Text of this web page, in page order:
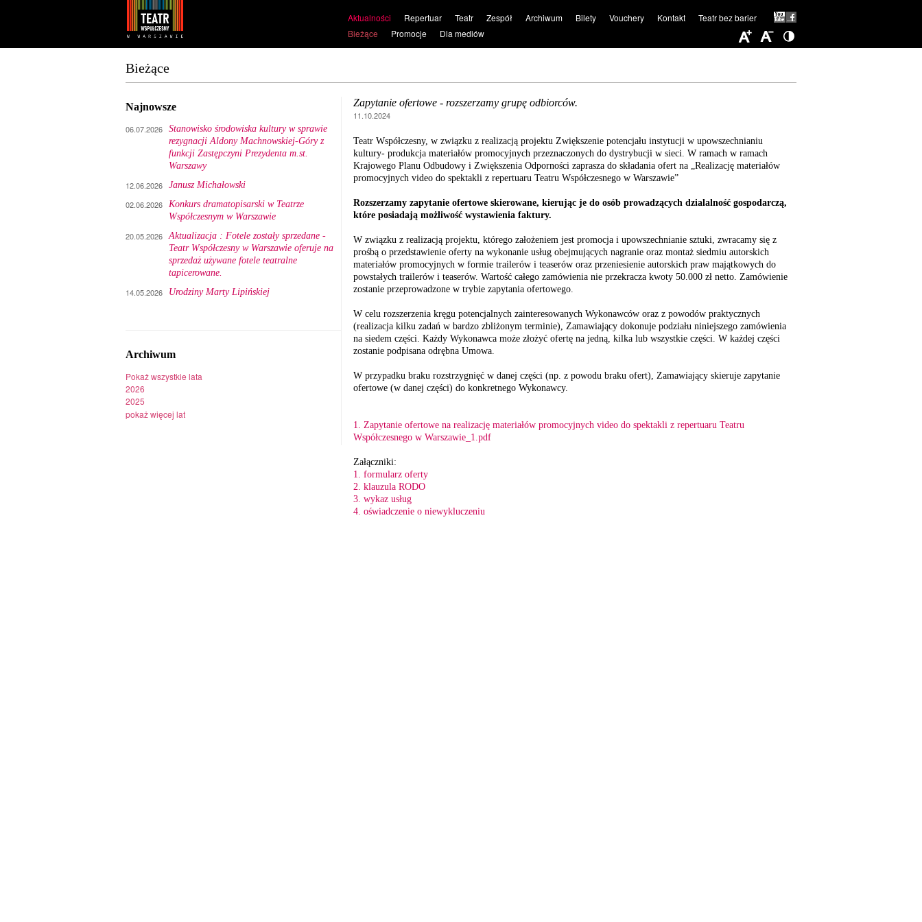
Aktualności
Bieżące
Promocje Dla mediów
Repertuar Teatr Zespół Archiwum Bilety Vouchery Kontakt Teatr bez barier
Bieżące
Najnowsze
06.07.2026 Stanowisko środowiska kultury w sprawie
rezygnacji Aldony Machnowskiej-Góry z
funkcji Zastępczyni Prezydenta m.st.
Warszawy
12.06.2026 Janusz Michałowski
02.06.2026 Konkurs dramatopisarski w Teatrze
Współczesnym w Warszawie
20.05.2026 Aktualizacja : Fotele zostały sprzedane -
Teatr Współczesny w Warszawie oferuje na
sprzedaż używane fotele teatralne
tapicerowane.
14.05.2026 Urodziny Marty Lipińskiej
Archiwum
Pokaż wszystkie lata
2026
2025
pokaż więcej lat
Zapytanie ofertowe - rozszerzamy grupę odbiorców.
11.10.2024
Teatr Współczesny, w związku z realizacją projektu Zwiększenie potencjału instytucji w upowszechnianiu
kultury- produkcja materiałów promocyjnych przeznaczonych do dystrybucji w sieci. W ramach w ramach
Krajowego Planu Odbudowy i Zwiększenia Odporności zaprasza do składania ofert na „Realizację materiałów
promocyjnych video do spektakli z repertuaru Teatru Współczesnego w Warszawie”
Rozszerzamy zapytanie ofertowe skierowane, kierując je do osób prowadzących dzialalność gospodarczą,
które posiadają możliwość wystawienia faktury.
W związku z realizacją projektu, którego założeniem jest promocja i upowszechnianie sztuki, zwracamy się z
prośbą o przedstawienie oferty na wykonanie usług obejmujących nagranie oraz montaż siedmiu autorskich
materiałów promocyjnych w formie trailerów i teaserów oraz przeniesienie autorskich praw majątkowych do
powstałych trailerów i teaserów. Wartość całego zamówienia nie przekracza kwoty 50.000 zł netto. Zamówienie
zostanie przeprowadzone w trybie zapytania ofertowego.
W celu rozszerzenia kręgu potencjalnych zainteresowanych Wykonawców oraz z powodów praktycznych
(realizacja kilku zadań w bardzo zbliżonym terminie), Zamawiający dokonuje podziału niniejszego zamówienia
na siedem części. Każdy Wykonawca może złożyć ofertę na jedną, kilka lub wszystkie części. W każdej części
zostanie podpisana odrębna Umowa.
W przypadku braku rozstrzygnięć w danej części (np. z powodu braku ofert), Zamawiający skieruje zapytanie
ofertowe (w danej części) do konkretnego Wykonawcy.
1. Zapytanie ofertowe na realizację materiałów promocyjnych video do spektakli z repertuaru Teatru
Współczesnego w Warszawie_1.pdf
Załączniki:
1. formularz oferty
2. klauzula RODO
3. wykaz usług
4. oświadczenie o niewykluczeniu